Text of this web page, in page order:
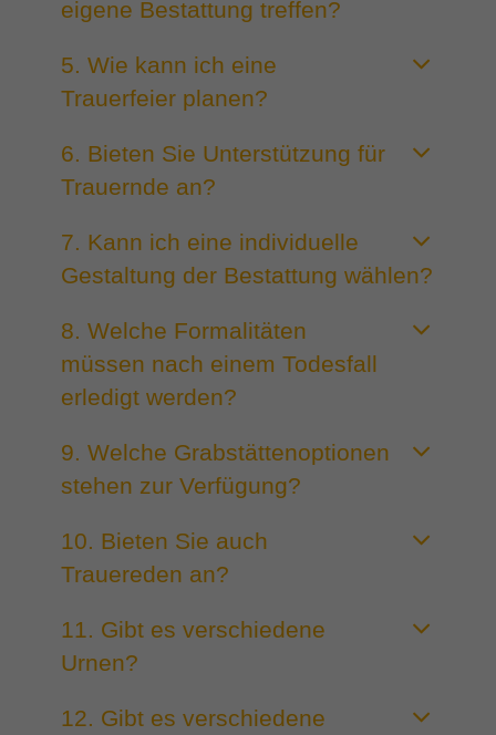
info@yourdomain.com
About us
Aenean commodo ligula eget dolor. Aenean massa. Cum sociis
natoque penatibus et magnis dis parturient montes, nascetur
eigene Bestattung treffen?
5. Wie kann ich eine
Trauerfeier planen?
6. Bieten Sie Unterstützung für
Trauernde an?
7. Kann ich eine individuelle
Gestaltung der Bestattung wählen?
8. Welche Formalitäten
müssen nach einem Todesfall
erledigt werden?
9. Welche Grabstättenoptionen
stehen zur Verfügung?
10. Bieten Sie auch
Trauereden an?
11. Gibt es verschiedene
Urnen?
12. Gibt es verschiedene